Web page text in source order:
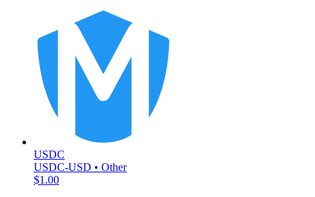
USDC
USDC-USD • Other
$1.00